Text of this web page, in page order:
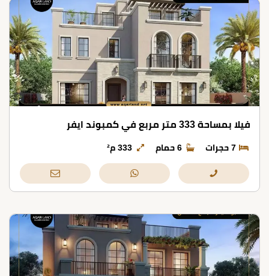
فيلا بمساحة 333 متر مربع في كمبوند ايفر
7 حجرات 6 حمام 333 م²